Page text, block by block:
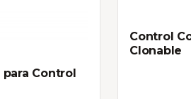
Control
Control
Clonable